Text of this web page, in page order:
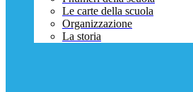
Le carte della scuola
Organizzazione
La storia